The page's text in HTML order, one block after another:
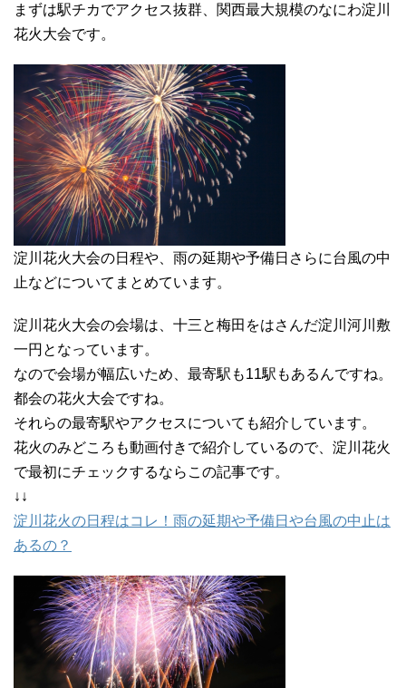
まずは駅チカでアクセス抜群、関西最大規模のなにわ淀川
花火大会です。
淀川花火大会の日程や、雨の延期や予備日さらに台風の中
止などについてまとめています。
淀川花火大会の会場は、十三と梅田をはさんだ淀川河川敷
一円となっています。
なので会場が幅広いため、最寄駅も11駅もあるんですね。
都会の花火大会ですね。
それらの最寄駅やアクセスについても紹介しています。
花火のみどころも動画付きで紹介しているので、淀川花火
で最初にチェックするならこの記事です。
↓↓
淀川花火の日程はコレ！雨の延期や予備日や台風の中止は
あるの？